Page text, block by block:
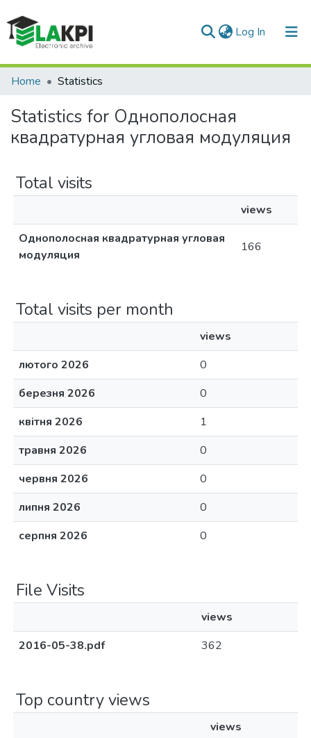
Log In (current)
Communities & Collections
All of DSpace
Home Statistics
Statistics for Однополосная
квадратурная угловая модуляция
Total visits
views
Однополосная квадратурная угловая
модуляция
166
Total visits per month
views
лютого 2026
0
березня 2026
0
квітня 2026
1
травня 2026
0
червня 2026
0
липня 2026
0
серпня 2026
0
File Visits
views
2016-05-38.pdf
362
Top country views
views